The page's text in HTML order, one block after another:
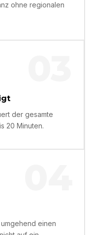
ohne regionalen
der gesamte
20 Minuten.
einen